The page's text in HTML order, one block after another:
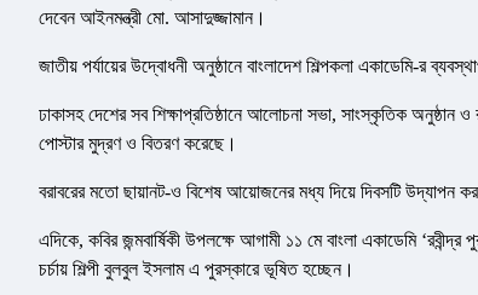
দেবেন আইনমন্ত্রী মো. আসাদুজ্জামান।
জাতীয় পর্যায়ের উদ্বোধনী অনুষ্ঠানে বাংলাদেশ শিল্পকলা একাডেমি-র
ঢাকাসহ দেশের সব শিক্ষাপ্রতিষ্ঠানে আলোচনা সভা, সাংস্কৃতিক অনুষ্ঠান
পোস্টার মুদ্রণ ও বিতরণ করেছে।
বরাবরের মতো ছায়ানট-ও বিশেষ আয়োজনের মধ্য দিয়ে দিবসটি উদ্‌যাপন
এদিকে, কবির জন্মবার্ষিকী উপলক্ষে আগামী ১১ মে বাংলা একাডেমি
চর্চায় শিল্পী বুলবুল ইসলাম এ পুরস্কারে ভূষিত হচ্ছেন।